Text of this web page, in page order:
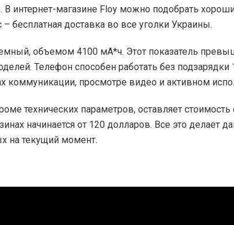
В интернет-магазине Floy можно подобрать
бесплатная доставка во все уголки Украины.
объемом 4100 мА*ч. Этот показатель
Телефон способен работать без подзарядки
коммуникации, просмотре видео и активном
технических параметров, оставляет стоимость
начинается от 120 долларов. Все это делает
на текущий момент.